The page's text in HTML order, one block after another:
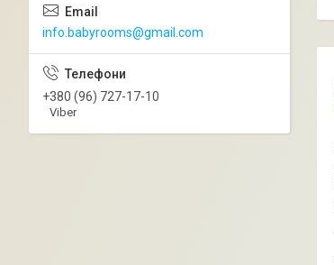
info.babyrooms@gmail.com
+380 (96) 727-17-10
Viber